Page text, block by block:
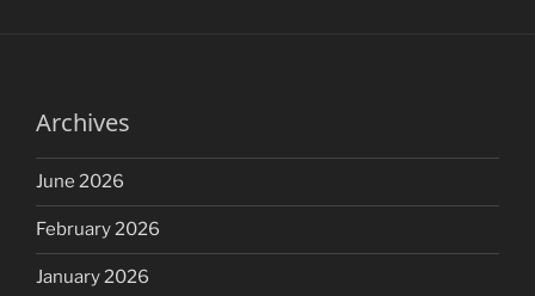
Archives
June 2026
February 2026
January 2026